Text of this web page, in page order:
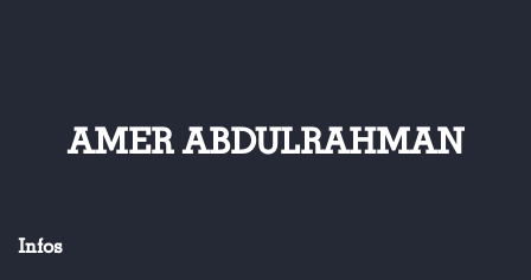
AMER ABDULRAHMAN
Infos